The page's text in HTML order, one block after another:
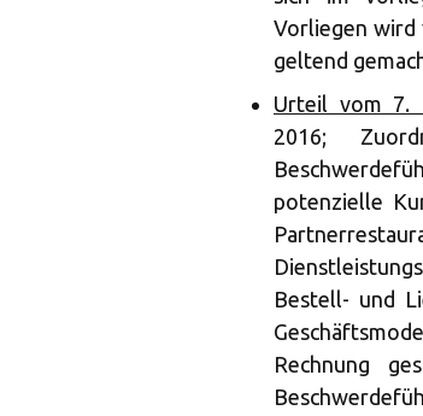
Vorliegen wird
geltend
Urteil vom 7.
2016;
potenzielle
Bestell- und
Rechnung